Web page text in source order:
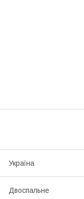
Україна
Двоспальне